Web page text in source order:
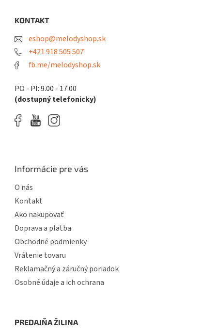
KONTAKT
eshop@melodyshop.sk
+421 918 505 507
fb.me/melodyshop.sk
PO - PI: 9.00 - 17.00
(dostupný telefonicky)
Informácie pre vás
O nás
Kontakt
Ako nakupovať
Doprava a platba
Obchodné podmienky
Vrátenie tovaru
Reklamačný a záručný poriadok
Osobné údaje a ich ochrana
PREDAJŇA ŽILINA